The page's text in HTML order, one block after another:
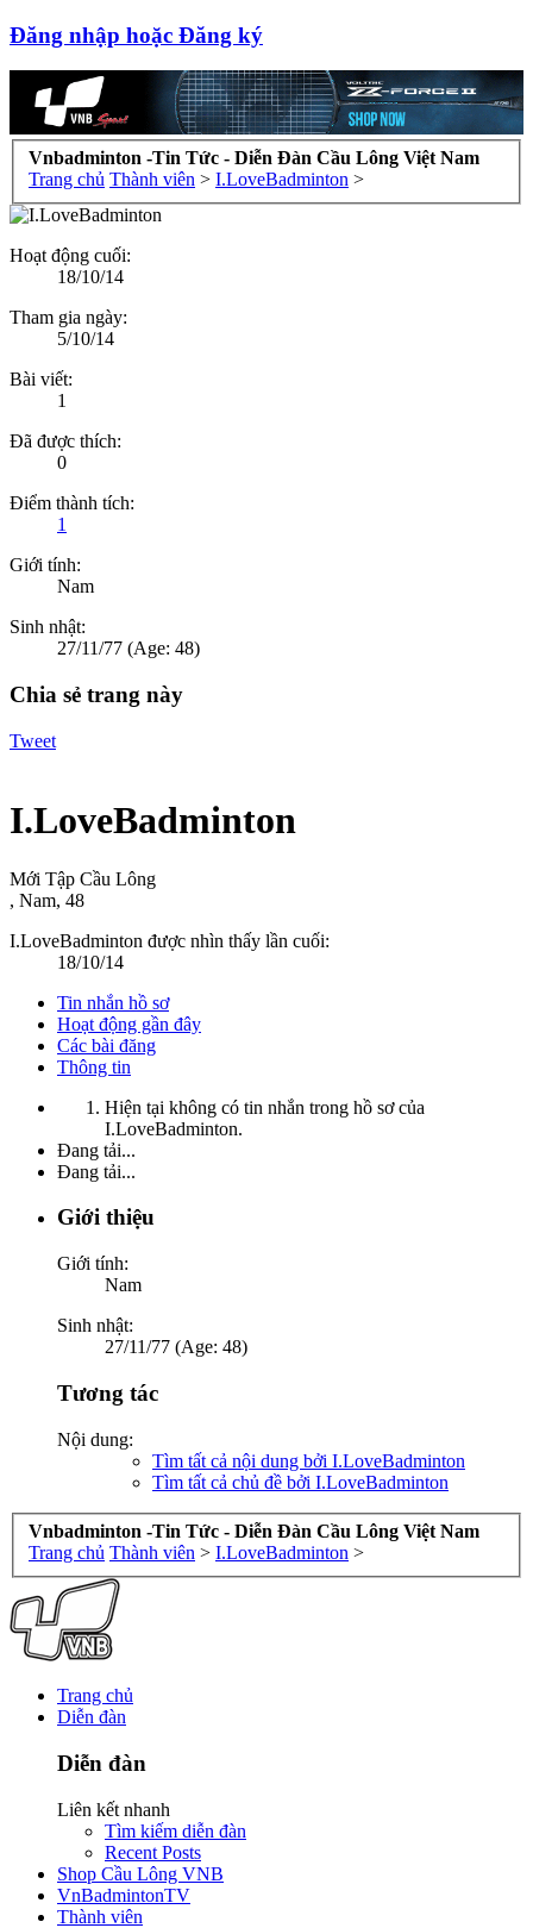
Đăng nhập hoặc Đăng ký
Vnbadminton -Tin Tức - Diễn Đàn Cầu Lông Việt Nam
Trang chủ Thành viên > I.LoveBadminton >
Hoạt động cuối:
18/10/14
Tham gia ngày:
5/10/14
Bài viết:
1
Đã được thích:
0
Điểm thành tích:
1
Giới tính:
Nam
Sinh nhật:
27/11/77 (Age: 48)
Chia sẻ trang này
Tweet
I.LoveBadminton
Mới Tập Cầu Lông
, Nam, 48
I.LoveBadminton được nhìn thấy lần cuối:
18/10/14
Tin nhắn hồ sơ
Hoạt động gần đây
Các bài đăng
Thông tin
Hiện tại không có tin nhắn trong hồ sơ của
I.LoveBadminton.
Đang tải...
Đang tải...
Giới thiệu
Giới tính:
Nam
Sinh nhật:
27/11/77 (Age: 48)
Tương tác
Nội dung:
Tìm tất cả nội dung bởi I.LoveBadminton
Tìm tất cả chủ đề bởi I.LoveBadminton
Vnbadminton -Tin Tức - Diễn Đàn Cầu Lông Việt Nam
Trang chủ Thành viên > I.LoveBadminton >
Trang chủ
Diễn đàn
Diễn đàn
Liên kết nhanh
Tìm kiếm diễn đàn
Recent Posts
Shop Cầu Lông VNB
VnBadmintonTV
Thành viên